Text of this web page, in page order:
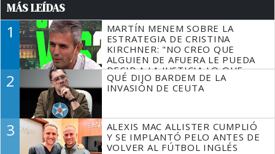
MÁS LEÍDAS
1
MARTÍN MENEM SOBRE LA
ESTRATEGIA DE CRISTINA
KIRCHNER: "NO CREO QUE
ALGUIEN DE AFUERA LE PUEDA
DECIR A LA JUSTICIA LO QUE
TIENE QUE HACER"
2
QUÉ DIJO BARDEM DE LA
INVASIÓN DE CEUTA
3
ALEXIS MAC ALLISTER CUMPLIÓ
Y SE IMPLANTÓ PELO ANTES DE
VOLVER AL FÚTBOL INGLÉS